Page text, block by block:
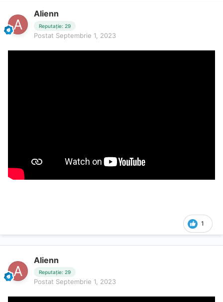
Alienn
Reputație: 29
Postat Septembrie 1, 2023
1
Alienn
Reputație: 29
Postat Septembrie 1, 2023